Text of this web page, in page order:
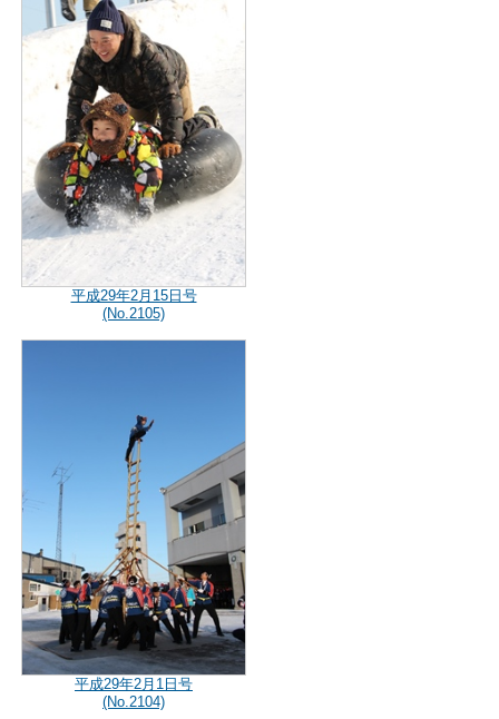
平成29年2月15日号
(No.2105)
平成29年2月1日号
(No.2104)